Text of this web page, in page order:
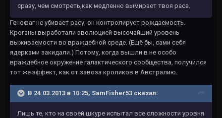
сразу, чем смотреть,как медленно вымирает твоя раса.
Генофаг не убивает расу, он контролирует рождаемость.
Кроганы выработали эволюцией высочайший уровень
выживаемости во враждебной среде. (Ещё бы, сами себя
ядерками закидали.) Потому, когда вышли в не особо
враждебное окружение галактического сообщества, получился
тот же эффект, как от завоза кроликов в Австралию.
В 24.03.2013 в 10:25, SamFisher53 сказал:
Лишь те, кто на своей шкуре испытал все сложности уровня